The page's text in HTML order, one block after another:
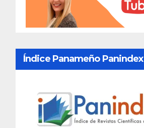
Índice Panameño Panindex